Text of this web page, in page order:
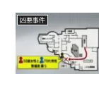
凶悪事件